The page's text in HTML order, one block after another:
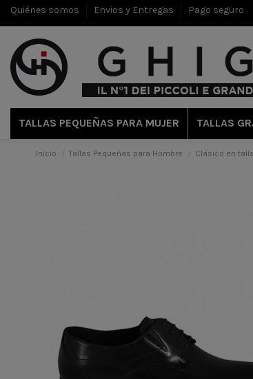
Quiénes somos Envios y Entregas Pago seguro
TALLAS PEQUEÑAS PARA MUJER TALLAS
Inicio Tallas Pequeñas para Hombre Clásico en